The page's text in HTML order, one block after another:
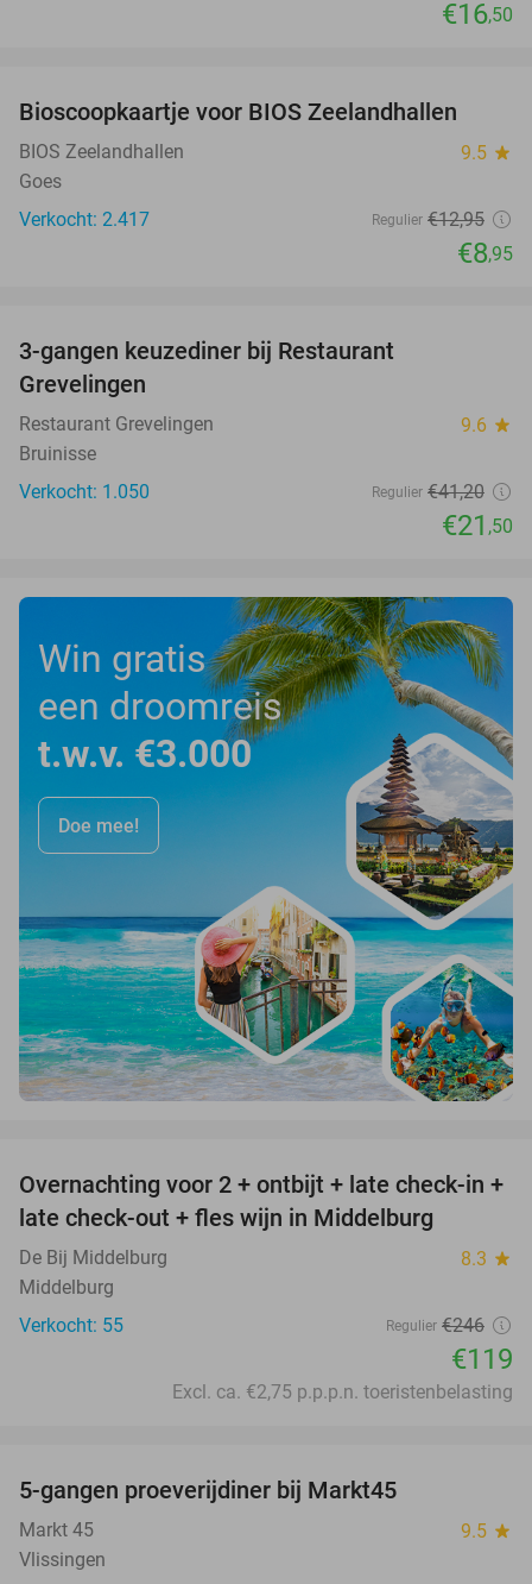
€16,50
Bioscoopkaartje voor BIOS Zeelandhallen
BIOS Zeelandhallen 9.5 star
Goes
Verkocht: 2.417
Regulier €12,95
€8,95
3-gangen keuzediner bij Restaurant
Grevelingen
Restaurant Grevelingen 9.6 star
Bruinisse
Verkocht: 1.050
Regulier €41,20
€21 ,50
Win gratis
een droomreis
t.w.v. €3.000
Doe mee!
52%
Overnachting voor 2 + ontbijt + late check-in +
late check-out + fles wijn in Middelburg
De Bij Middelburg 8.3 star
Middelburg
Verkocht: 55
Regulier €246
€119
Excl. ca. €2,75 p.p.p.n. toeristenbelasting
5-gangen proeverijdiner bij Markt45
Markt 45 9.5 star
Vlissingen